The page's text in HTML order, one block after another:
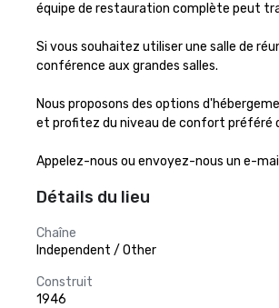
équipe de restauration complète peut
Si vous souhaitez utiliser une salle de
conférence aux grandes salles.
Nous proposons des options
et profitez du niveau de confort préféré
Appelez-nous ou envoyez-nous un e-
Détails du lieu
Chaîne
Independent / Other
Construit
1946